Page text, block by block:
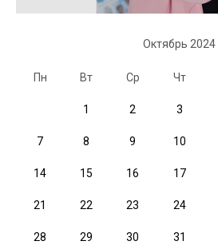
Октябрь 2024
Пн Вт Ср Чт
1 2 3
7 8 9 10
14 15 16 17
21 22 23 24
28 29 30
31